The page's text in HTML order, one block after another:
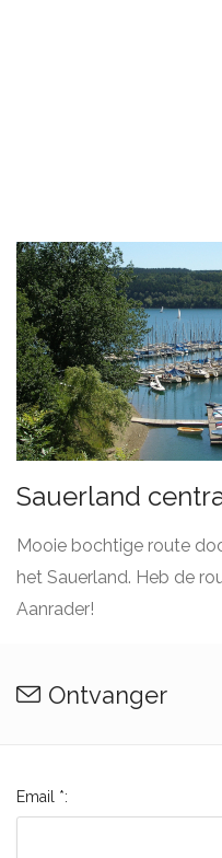
Sauerland
Mooie bochtige route
het Sauerland. Heb de
Aanrader!
Ontvanger
Email *: